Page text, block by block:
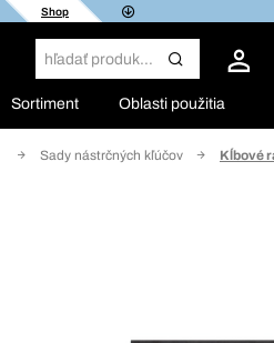
Shop
Sortiment Oblasti použitia
Sady nástrčných kľúčov Kĺbové